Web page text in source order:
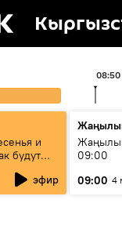
08:50
и
будут
эфир
09:00
09:00 4